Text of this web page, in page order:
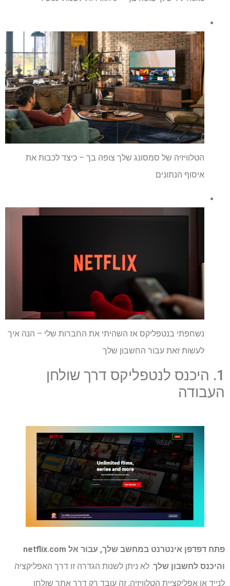
הטלוויזיה של סמסונג שלך צופה בך – כיצד לכבות את
איסוף הנתונים
נשחפתי בנטפליקס אז השהיתי את החברות שלי – הנה איך
לעשות זאת עבור החשבון שלך
1. היכנס לנטפליקס דרך שולחן
העבודה
פתח דפדפן אינטרנט במחשב שלך, עבור אל netflix.com
והיכנס לחשבון שלך . לא ניתן לשנות הגדרה זו דרך האפליקציה
לנייד או אפליקציית הטלוויזיה; זה עובד רק דרך אתר שולחן